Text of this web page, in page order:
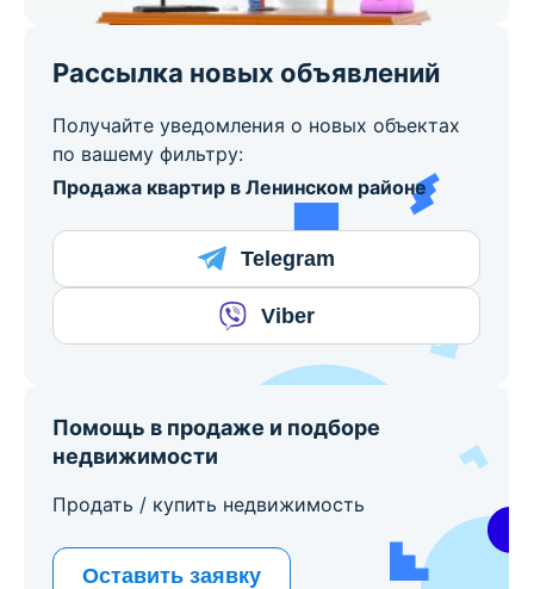
Рассылка новых объявлений
Получайте уведомления о новых объектах
по вашему фильтру:
Продажа квартир в Ленинском районе
Telegram
Viber
Помощь в продаже и подборе
недвижимости
Продать / купить недвижимость
Оставить заявку